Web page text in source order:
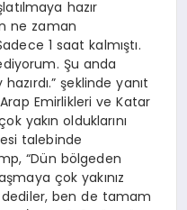
hazır
ne zaman
1 saat kalmıştı.
Şu anda
şeklinde yanıt
Emirlikleri ve Katar
yakın olduklarını
talebinde
“Dün bölgeden
çok yakınız
ben de tamam